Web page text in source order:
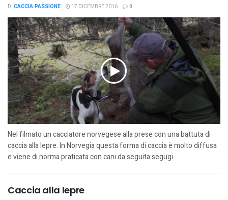
DI CACCIA PASSIONE 17 DICEMBRE 2016 0
Nel filmato un cacciatore norvegese alla prese con una battuta di
caccia alla lepre. In Norvegia questa forma di caccia è molto diffusa
e viene di norma praticata con cani da seguita segugi.
Caccia alla lepre